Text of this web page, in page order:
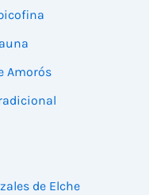
Amorós
de Elche